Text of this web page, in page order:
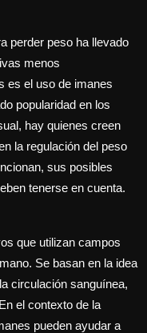
perder peso ha llevado
menos
es el uso de imanes
popularidad en los
hay quienes creen
la regulación del peso
sus posibles
tenerse en cuenta.
que utilizan campos
Se basan en la idea
circulación sanguínea,
el contexto de la
pueden ayudar a